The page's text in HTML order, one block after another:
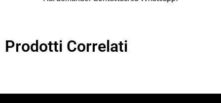
Prodotti Correlati